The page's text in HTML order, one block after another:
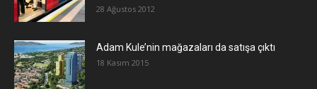
28 Ağustos 2012
Adam Kule’nin mağazaları da satışa çıktı
18 Kasım 2015